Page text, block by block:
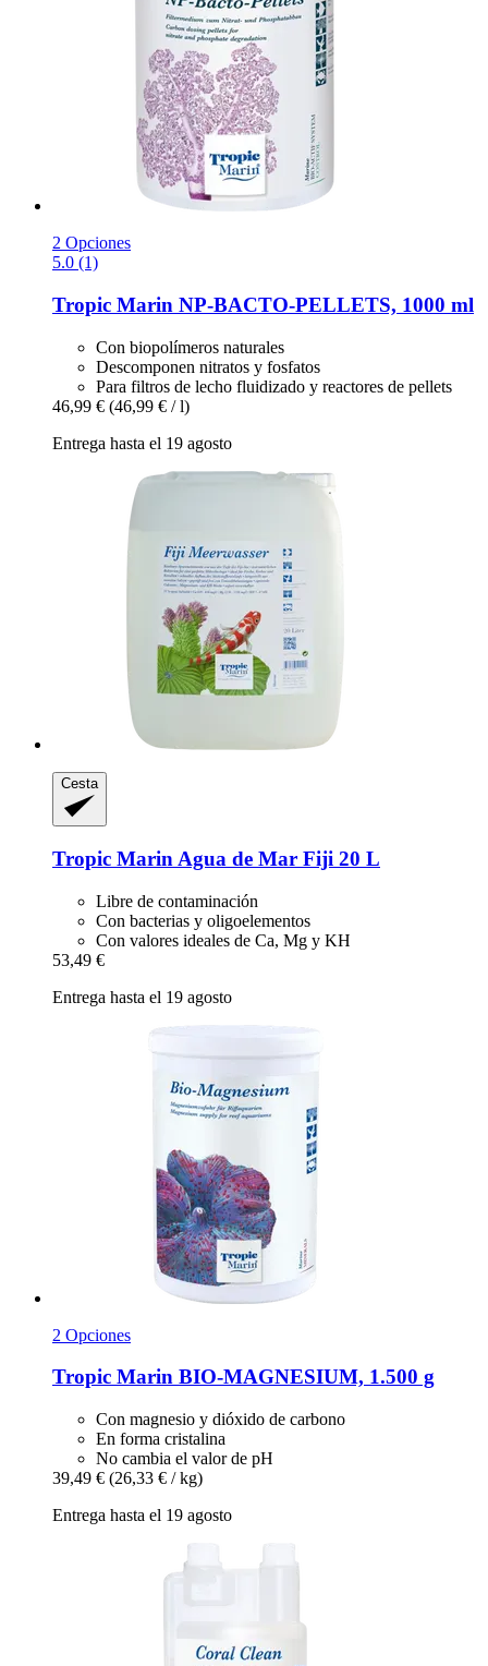
2 Opciones
5.0 (1)
Tropic Marin NP-​BACTO-​PELLETS, 1000 ml
Con biopolímeros naturales
Descomponen nitratos y fosfatos
Para filtros de lecho fluidizado y reactores de pellets
46,99 € (46,99 € / l)
Entrega hasta el 19 agosto
Cesta
Tropic Marin Agua de Mar Fiji 20 L
Libre de contaminación
Con bacterias y oligoelementos
Con valores ideales de Ca, Mg y KH
53,49 €
Entrega hasta el 19 agosto
2 Opciones
Tropic Marin BIO-​MAGNESIUM, 1.500 g
Con magnesio y dióxido de carbono
En forma cristalina
No cambia el valor de pH
39,49 € (26,33 € / kg)
Entrega hasta el 19 agosto